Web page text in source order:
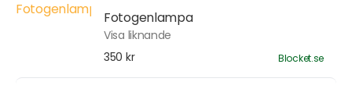
Fotogenlampa
Visa liknande
350 kr
Blocket.se